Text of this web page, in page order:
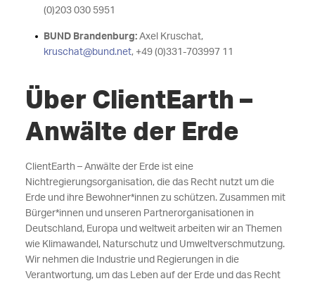
(0)203 030 5951
BUND Brandenburg:Axel Kruschat,
kruschat@bund.net, +49 (0)331-703997 11
Über ClientEarth –
Anwälte der Erde
ClientEarth – Anwälte der Erde ist eine
Nichtregierungsorganisation, die das Recht nutzt um die
Erde und ihre Bewohner*innen zu schützen. Zusammen mit
Bürger*innen und unseren Partnerorganisationen in
Deutschland, Europa und weltweit arbeiten wir an Themen
wie Klimawandel, Naturschutz und Umweltverschmutzung.
Wir nehmen die Industrie und Regierungen in die
Verantwortung, um das Leben auf der Erde und das Recht